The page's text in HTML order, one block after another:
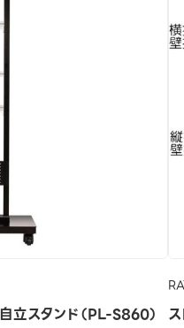
立スタンド（PL-S860）